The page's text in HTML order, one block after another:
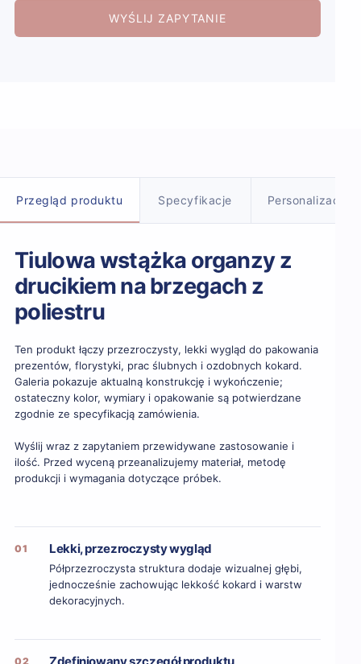
WYŚLIJ ZAPYTANIE
Szczegóły produktu
Przegląd produktu Specyfikacje Personalizacja
Tiulowa wstążka organzy z
drucikiem na brzegach z
poliestru
Ten produkt łączy przezroczysty, lekki wygląd do pakowania
prezentów, florystyki, prac ślubnych i ozdobnych kokard.
Galeria pokazuje aktualną konstrukcję i wykończenie;
ostateczny kolor, wymiary i opakowanie są potwierdzane
zgodnie ze specyfikacją zamówienia.
Wyślij wraz z zapytaniem przewidywane zastosowanie i
ilość. Przed wyceną przeanalizujemy materiał, metodę
produkcji i wymagania dotyczące próbek.
01 Lekki, przezroczysty wygląd
Półprzezroczysta struktura dodaje wizualnej głębi,
jednocześnie zachowując lekkość kokard i warstw
dekoracyjnych.
02 Zdefiniowany szczegół produktu